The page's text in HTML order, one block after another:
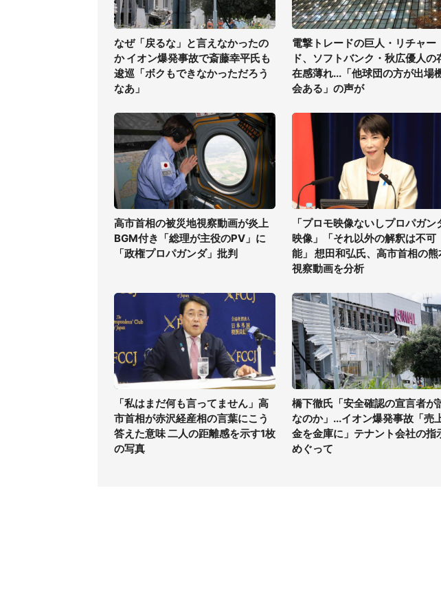
なぜ「戻るな」と言えなかったの
か イオン爆発事故で斎藤幸平氏も
逡巡「ボクもできなかっただろう
なあ」
電撃トレードの巨人・リチャー
ド、ソフトバンク・秋広優人の
在感薄れ...「他球団の方が出場
会ある」の声が
高市首相の被災地視察動画が炎上
BGM付き「総理が主役のPV」に
「政権プロパガンダ」批判
「プロモ映像ないしプロパガン
映像」「それ以外の解釈は不可
能」 想田和弘氏、高市首相の熊
視察動画を分析
「私はまだ何も言ってません」高
市首相が赤沢経産相の言葉にこう
答えた意味 二人の距離感を示す1枚
の写真
橋下徹氏「安全確認の宣言者が
なのか」...イオン爆発事故「売
金を金庫に」テナント会社の指
めぐって